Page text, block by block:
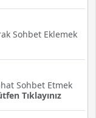
Sohbet Eklemek
Sohbet Etmek
Tıklayınız